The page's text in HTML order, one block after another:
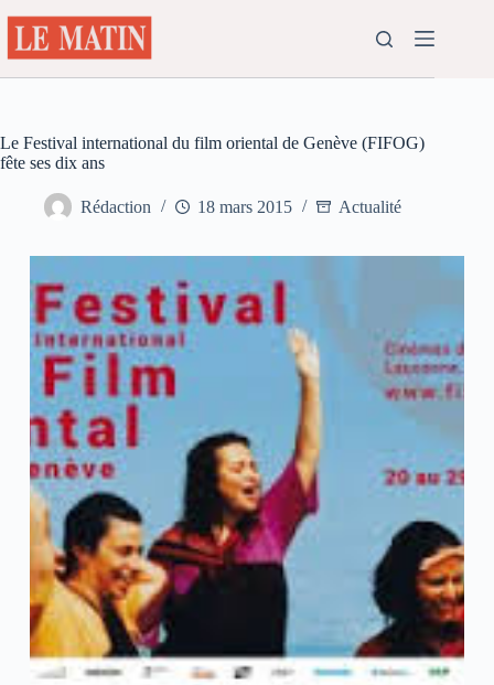
au
contenu
Le Festival international du film oriental de Genève (FIFOG)
fête ses dix ans
Rédaction 18 mars 2015 Actualité